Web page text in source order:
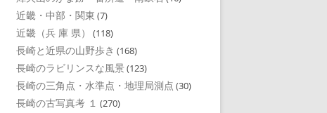
近畿・中部・関東 (7)
近畿（兵 庫 県） (118)
長崎と近県の山野歩き (168)
長崎のラビリンスな風景 (123)
長崎の三角点・水準点・地理局測点 (30)
長崎の古写真考 １ (270)